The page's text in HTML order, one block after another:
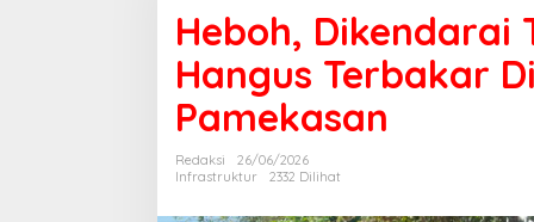
b
o
h
,
D
i
e
d
Heboh, Dikendarai
Hangus Terbakar
Pamekasan
Redaksi
26/06/2026
Infrastruktur
2332 Dilihat